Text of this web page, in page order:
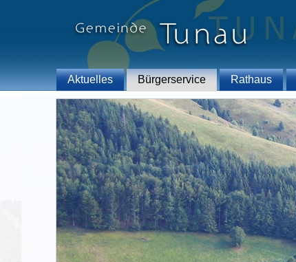
Aktuelles Bürgerservice Rathaus